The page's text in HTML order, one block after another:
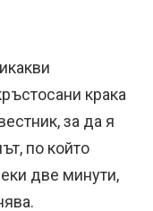
крака
за да я
по който
две минути,